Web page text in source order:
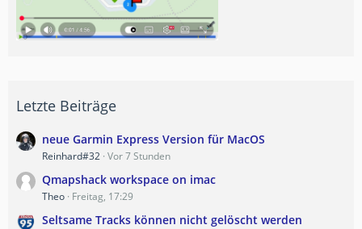
Letzte Beiträge
neue Garmin Express Version für MacOS
Reinhard#32 Vor 7 Stunden
Qmapshack workspace on imac
Theo Freitag, 17:29
Seltsame Tracks können nicht gelöscht werden